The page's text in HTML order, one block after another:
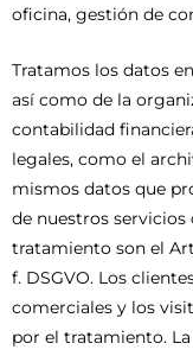
oficina, gestión de
Tratamos los datos
así como de la
contabilidad
legales, como el
mismos datos que
de nuestros servicios
tratamiento son el
f. DSGVO. Los
comerciales y los
por el tratamiento.